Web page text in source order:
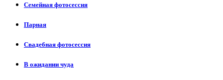
Семейная фотосессия
Парная
Свадебная фотосессия
В ожидании чуда